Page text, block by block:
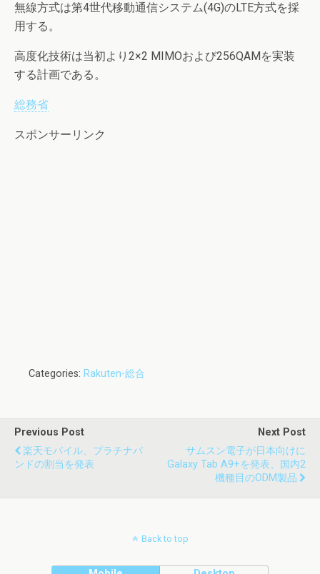
無線方式は第4世代移動通信システム(4G)のLTE方式を採
用する。
高度化技術は当初より2×2 MIMOおよび256QAMを実装
する計画である。
総務省
スポンサーリンク
Categories: Rakuten-総合
Previous Post
楽天モバイル、プラチナバ
ンドの割当を発表
Next Post
サムスン電子が日本向けに
Galaxy Tab A9+を発表、国内2
機種目のODM製品
Back to top